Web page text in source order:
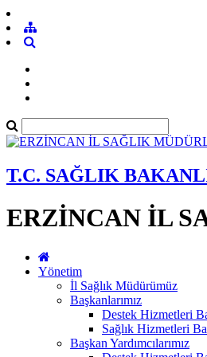
T.C. SAĞLIK
ERZİNCAN İL
Yönetim
İl Sağlık Müdürümüz
Başkanlarımız
Destek Hizmetleri
Sağlık Hizmetleri
Başkan Yardımcılarımız